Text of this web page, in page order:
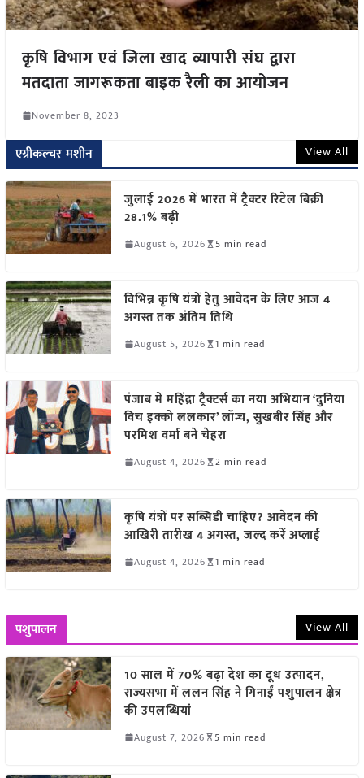
कृषि विभाग एवं जिला खाद व्यापारी संघ द्वारा
मतदाता जागरूकता बाइक रैली का आयोजन
November 8, 2023
एग्रीकल्चर मशीन View All
जुलाई 2026 में भारत में ट्रैक्टर रिटेल बिक्री
28.1% बढ़ी
August 6, 2026 5 min read
विभिन्न कृषि यंत्रों हेतु आवेदन के लिए आज 4
अगस्त तक अंतिम तिथि
August 5, 2026 1 min read
पंजाब में महिंद्रा ट्रैक्टर्स का नया अभियान ‘दुनिया
विच इक्को ललकार’ लॉन्च, सुखबीर सिंह और
परमिश वर्मा बने चेहरा
August 4, 2026 2 min read
कृषि यंत्रों पर सब्सिडी चाहिए? आवेदन की
आखिरी तारीख 4 अगस्त, जल्द करें अप्लाई
August 4, 2026 1 min read
पशुपालन View All
10 साल में 70% बढ़ा देश का दूध उत्पादन,
राज्यसभा में ललन सिंह ने गिनाईं पशुपालन क्षेत्र
की उपलब्धियां
August 7, 2026 5 min read